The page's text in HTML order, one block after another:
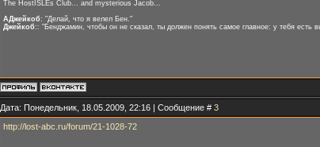
The HostISLEs Club... and mysterious Jacob...
АДжейкоб: "Делай, что я велел Бен."
Джейкоб:: "Бенджамин, чтобы он не сказал, ты должен понять самое главное: у тебя есть
Дата: Понедельник, 18.05.2009, 22:16 | Сообщение # 3
http://lost-abc.ru/forum/21-1028-72